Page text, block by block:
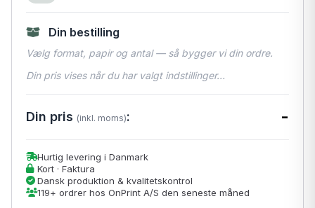
Din bestilling
Vælg format, papir og antal — så bygger vi din ordre.
Din pris vises når du har valgt indstillinger…
Din pris (inkl. moms): -
Hurtig levering i Danmark
Kort · Faktura
Dansk produktion & kvalitetskontrol
119+ ordrer hos OnPrint A/S den seneste måned